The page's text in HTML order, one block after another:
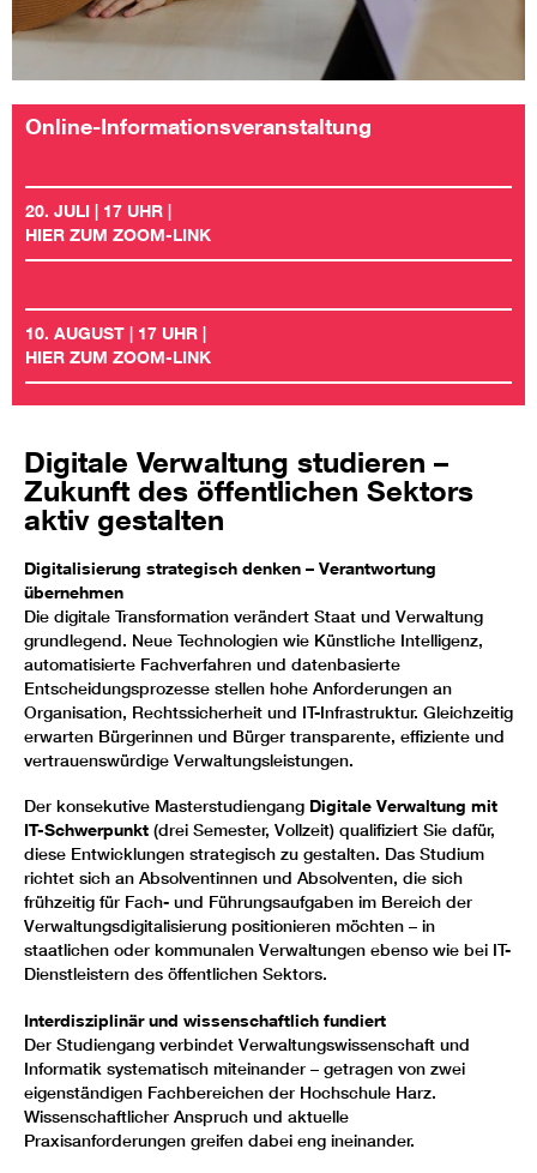
Online-Informationsveranstaltung
20. JULI | 17 UHR |
HIER ZUM ZOOM-LINK
10. AUGUST | 17 UHR |
HIER ZUM ZOOM-LINK
Digitale Verwaltung studieren –
Zukunft des öffentlichen Sektors
aktiv gestalten
Digitalisierung strategisch denken – Verantwortung
übernehmen
Die digitale Transformation verändert Staat und Verwaltung
grundlegend. Neue Technologien wie Künstliche Intelligenz,
automatisierte Fachverfahren und datenbasierte
Entscheidungsprozesse stellen hohe Anforderungen an
Organisation, Rechtssicherheit und IT-Infrastruktur. Gleichzeitig
erwarten Bürgerinnen und Bürger transparente, effiziente und
vertrauenswürdige Verwaltungsleistungen.
Der konsekutive Masterstudiengang Digitale Verwaltung mit
IT-Schwerpunkt (drei Semester, Vollzeit) qualifiziert Sie dafür,
diese Entwicklungen strategisch zu gestalten. Das Studium
richtet sich an Absolventinnen und Absolventen, die sich
frühzeitig für Fach- und Führungsaufgaben im Bereich der
Verwaltungsdigitalisierung positionieren möchten – in
staatlichen oder kommunalen Verwaltungen ebenso wie bei IT-
Dienstleistern des öffentlichen Sektors.
Interdisziplinär und wissenschaftlich fundiert
Der Studiengang verbindet Verwaltungswissenschaft und
Informatik systematisch miteinander – getragen von zwei
eigenständigen Fachbereichen der Hochschule Harz.
Wissenschaftlicher Anspruch und aktuelle
Praxisanforderungen greifen dabei eng ineinander.